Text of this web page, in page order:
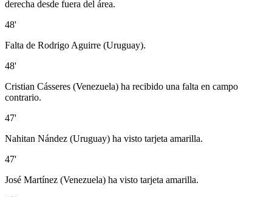
derecha desde fuera del área.
48'
Falta de Rodrigo Aguirre (Uruguay).
48'
Cristian Cásseres (Venezuela) ha recibido una falta en campo
contrario.
47'
Nahitan Nández (Uruguay) ha visto tarjeta amarilla.
47'
José Martínez (Venezuela) ha visto tarjeta amarilla.